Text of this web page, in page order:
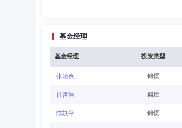
虞旭平女士：董事，管理学硕士。历任上
证券零售客户部绩效管理、经委会综合管
6月担任国泰君安证券资金同业部（二级
何雅盈 学历：本科
何雅盈女士：董事，中国香港，学士。自
基金经理
基金经理 投资类型
张靖爽 偏债
肖哲浩 偏债
陈轶平 偏债